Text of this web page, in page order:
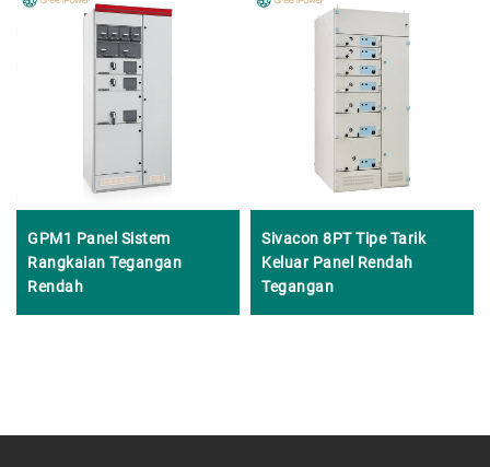
GPM1 Panel Sistem
Rangkaian Tegangan
Rendah
Sivacon 8PT Tipe Tarik
Keluar Panel Rendah
Tegangan